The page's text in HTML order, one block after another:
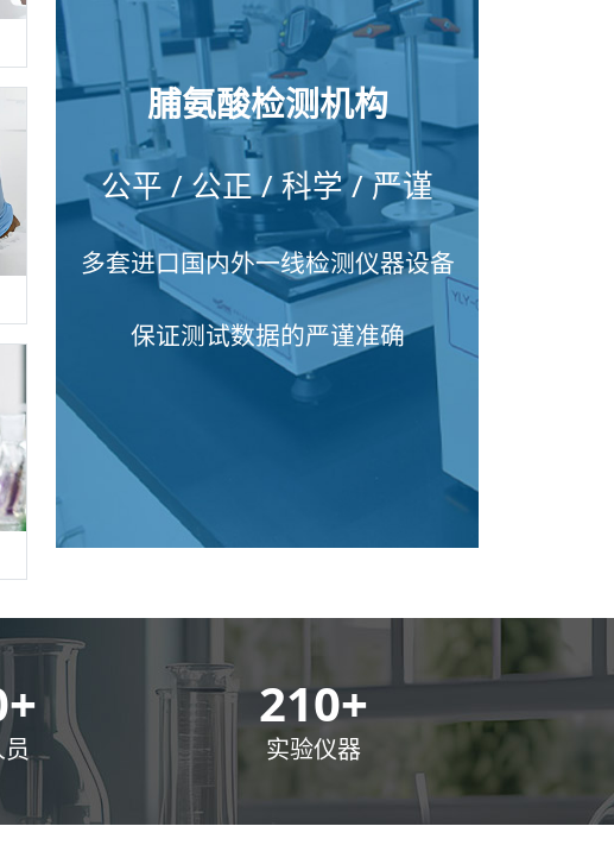
脯氨酸检测机构
公平 / 公正 / 科学 / 严谨
多套进口国内外一线检测仪器设备
保证测试数据的严谨准确
+ 300+
实验仪器